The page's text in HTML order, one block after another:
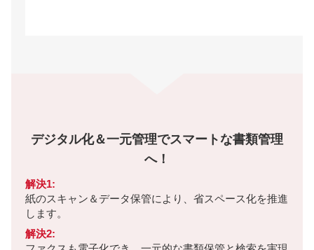
デジタル化＆一元管理でスマートな書類管理
へ！
解決1:
紙のスキャン＆データ保管により、省スペース化を推進
します。
解決2: